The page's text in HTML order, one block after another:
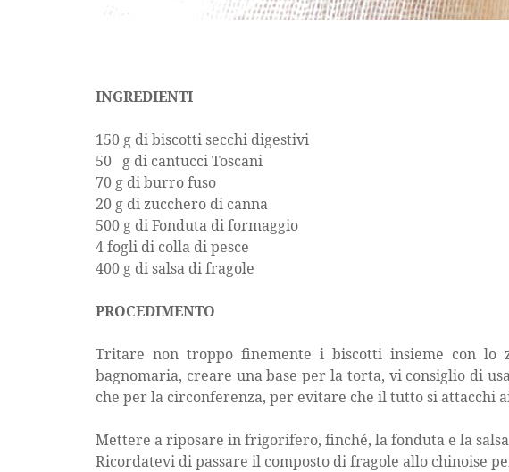
INGREDIENTI
150 g di biscotti secchi digestivi
50 g di cantucci Toscani
70 g di burro fuso
20 g di zucchero di canna
500 g di Fonduta di formaggio
4 fogli di colla di pesce
400 g di salsa di fragole
PROCEDIMENTO
Tritare non troppo finemente i biscotti insieme con lo
bagnomaria, creare una base per la torta, vi consiglio di
che per la circonferenza, per evitare che il tutto si attacchi
Mettere a riposare in frigorifero, finché, la fonduta e la
Ricordatevi di passare il composto di fragole allo chinoise